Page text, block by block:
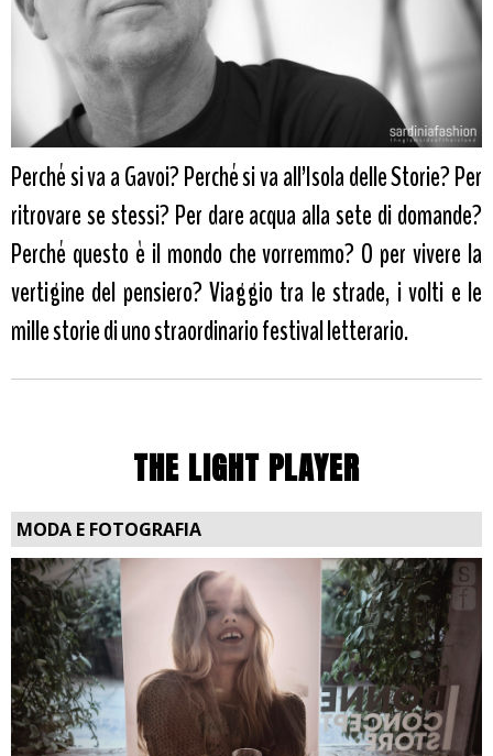
Perché si va a Gavoi? Perché si va all’Isola delle Storie? Per
ritrovare se stessi? Per dare acqua alla sete di domande?
Perché questo è il mondo che vorremmo? O per vivere la
vertigine del pensiero? Viaggio tra le strade, i volti e le
mille storie di uno straordinario festival letterario.
THE LIGHT PLAYER
MODA E FOTOGRAFIA